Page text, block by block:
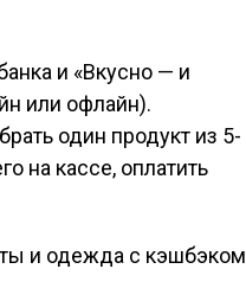
и «Вкусно — и
или офлайн).
один продукт из 5-
на кассе, оплатить
и одежда с кэшбэком